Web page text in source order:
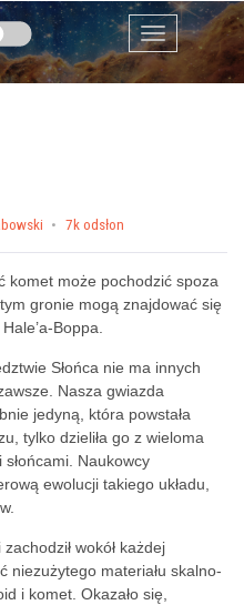
Menu
7k odsłon
komet może pochodzić spoza
gronie mogą znajdować się
Boppa.
Słońca nie ma innych
Nasza gwiazda
jedyną, która powstała
tylko dzieliła go z wieloma
Naukowcy
ewolucji takiego układu,
wokół każdej
niezużytego materiału skalno-
i komet. Okazało się,